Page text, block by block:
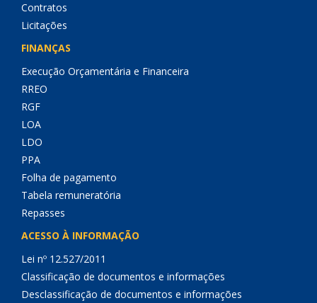
Contratos
Licitações
FINANÇAS
Execução Orçamentária e Financeira
RREO
RGF
LOA
LDO
PPA
Folha de pagamento
Tabela remuneratória
Repasses
ACESSO À INFORMAÇÃO
Lei nº 12.527/2011
Classificação de documentos e informações
Desclassificação de documentos e informações